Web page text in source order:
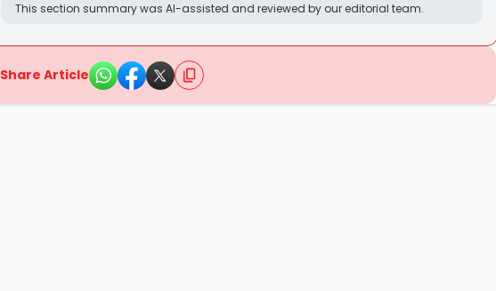
This section summary was AI-assisted and reviewed by our editorial team.
Share Article